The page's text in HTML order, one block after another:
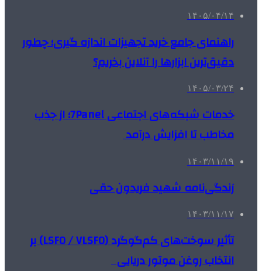
۱۴۰۵/۰۴/۱۴
راهنمای جامع خرید تجهیزات اندازه گیری؛ چطور
دقیق‌ترین ابزارها را آنلاین بخریم؟
۱۴۰۵/۰۳/۲۴
خدمات شبکه‌های اجتماعی 7Panel؛ از جذب
مخاطب تا افزایش درآمد
۱۴۰۳/۱۱/۱۹
زندگی‌نامه شهید فریدون حقی
۱۴۰۳/۱۱/۱۷
تأثیر سوخت‌های کم‌گوگرد (LSFO / VLSFO) بر
انتخاب روغن موتور دریایی